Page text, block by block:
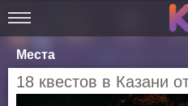
Места
18 квестов в Казани